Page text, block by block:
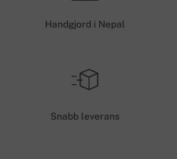
Handgjord i Nepal
Snabb leverans